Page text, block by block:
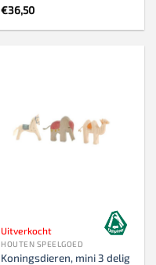
€36,50
Uitverkocht
HOUTEN SPEELGOED
Koningsdieren, mini 3 delig